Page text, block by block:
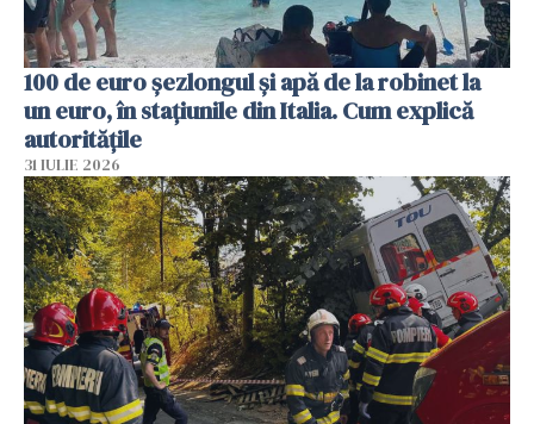
100 de euro șezlongul și apă de la robinet la
un euro, în stațiunile din Italia. Cum explică
autoritățile
31 IULIE 2026